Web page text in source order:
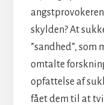
skylden? At
”sandhed”,
omtalte
opfattelse af
fået dem til at